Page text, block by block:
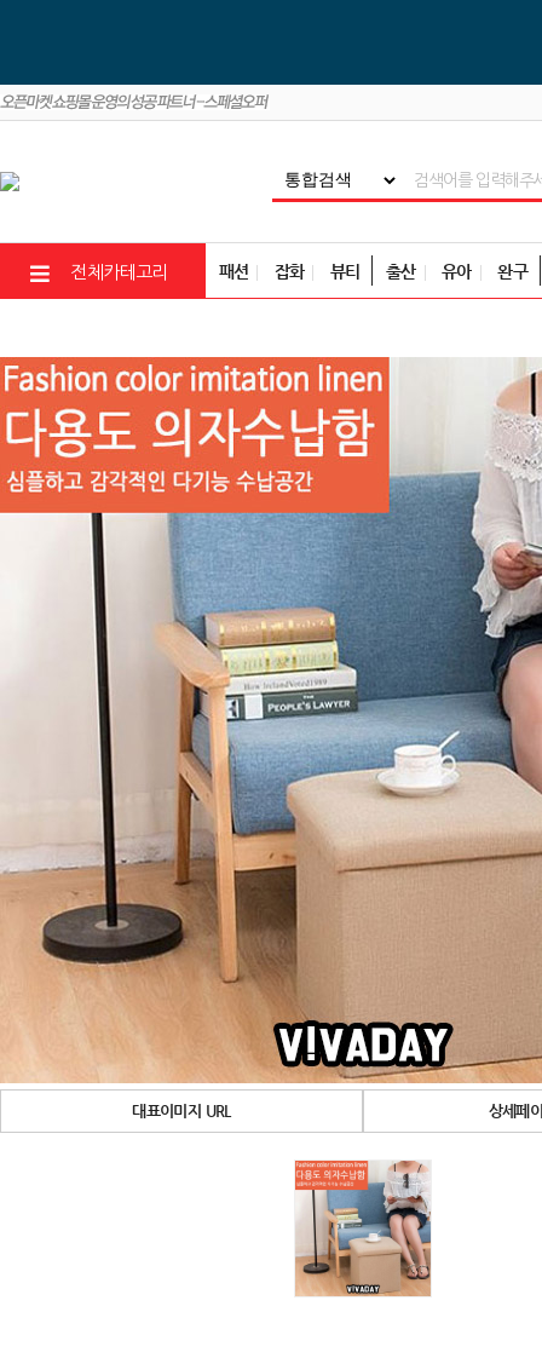
전체카테고리 패션 잡화 뷰티 출산 유아 완구
대표이미지 URL 상세페